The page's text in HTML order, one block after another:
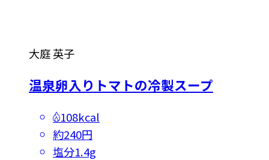
大庭 英子
温泉卵入りトマトの冷製スープ
108kcal
約240円
塩分1.4g